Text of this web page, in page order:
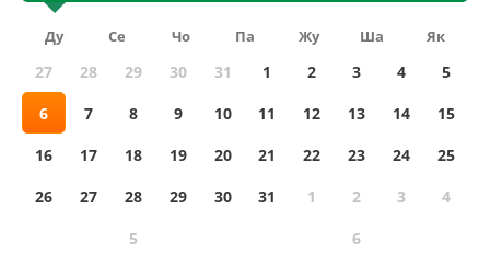
Ду Се Чо Па Жу Ша Як
27 28 29 30 31 1 2 3 4
5
6
7 8 9 10 11 12 13 14
15
16
17 18 19 20 21 22 23 24
25
26
27 28 29 30 31 1 2 3
4
5
6